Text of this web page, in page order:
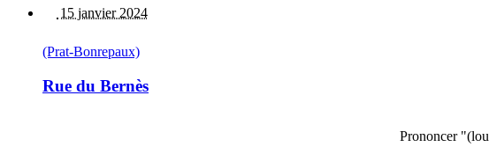
15 janvier 2024
(Prat-Bonrepaux)
Rue du Bernès
Prononcer